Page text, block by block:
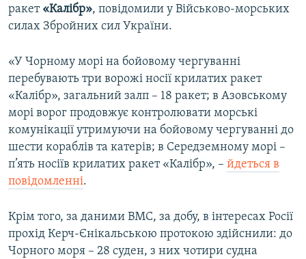
ракет «Калібр», повідомили у Військово-морських
силах Збройних сил України.
«У Чорному морі на бойовому чергуванні
перебувають три ворожі носії крилатих ракет
«Калібр», загальний залп – 18 ракет; в Азовському
морі ворог продовжує контролювати морські
комунікації утримуючи на бойовому чергуванні до
шести кораблів та катерів; в Середземному морі –
п’ять носіїв крилатих ракет «Калібр», – йдеться в
повідомленні.
Крім того, за даними ВМС, за добу, в інтересах Росії
прохід Керч-Єнікальською протокою здійснили: до
Чорного моря – 28 суден, з них чотири судна